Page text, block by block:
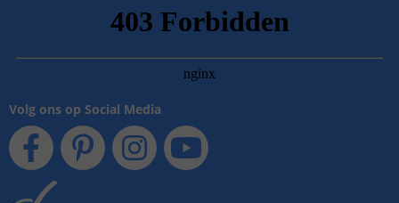
Volg ons op Social Media